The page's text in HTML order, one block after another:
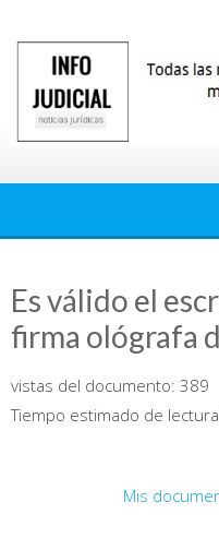
contenido
Es válido el
firma ológrafa
vistas del documento: 389
Tiempo estimado de
Mis